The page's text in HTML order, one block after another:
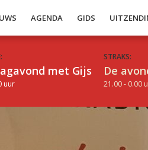
AGENDA GIDS
met Gijs
uur
STRAKS:
De
21.00 - 0.00